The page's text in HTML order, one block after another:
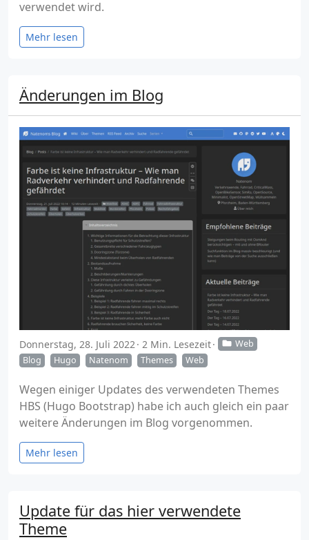
verwendet wird.
Mehr lesen
Änderungen im Blog
Donnerstag, 28. Juli 2022 2 Min. Lesezeit
Web
Blog
Hugo Natenom Themes Web
Wegen einiger Updates des verwendeten Themes
HBS (Hugo Bootstrap) habe ich auch gleich ein paar
weitere Änderungen im Blog vorgenommen.
Mehr lesen
Update für das hier verwendete
Theme